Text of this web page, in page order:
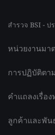
สำรวจ BSI - ป
หน่วยงานมา
การปฏิบัติตา
คำแถลงเรื่อ
ลูกค้าและพัน